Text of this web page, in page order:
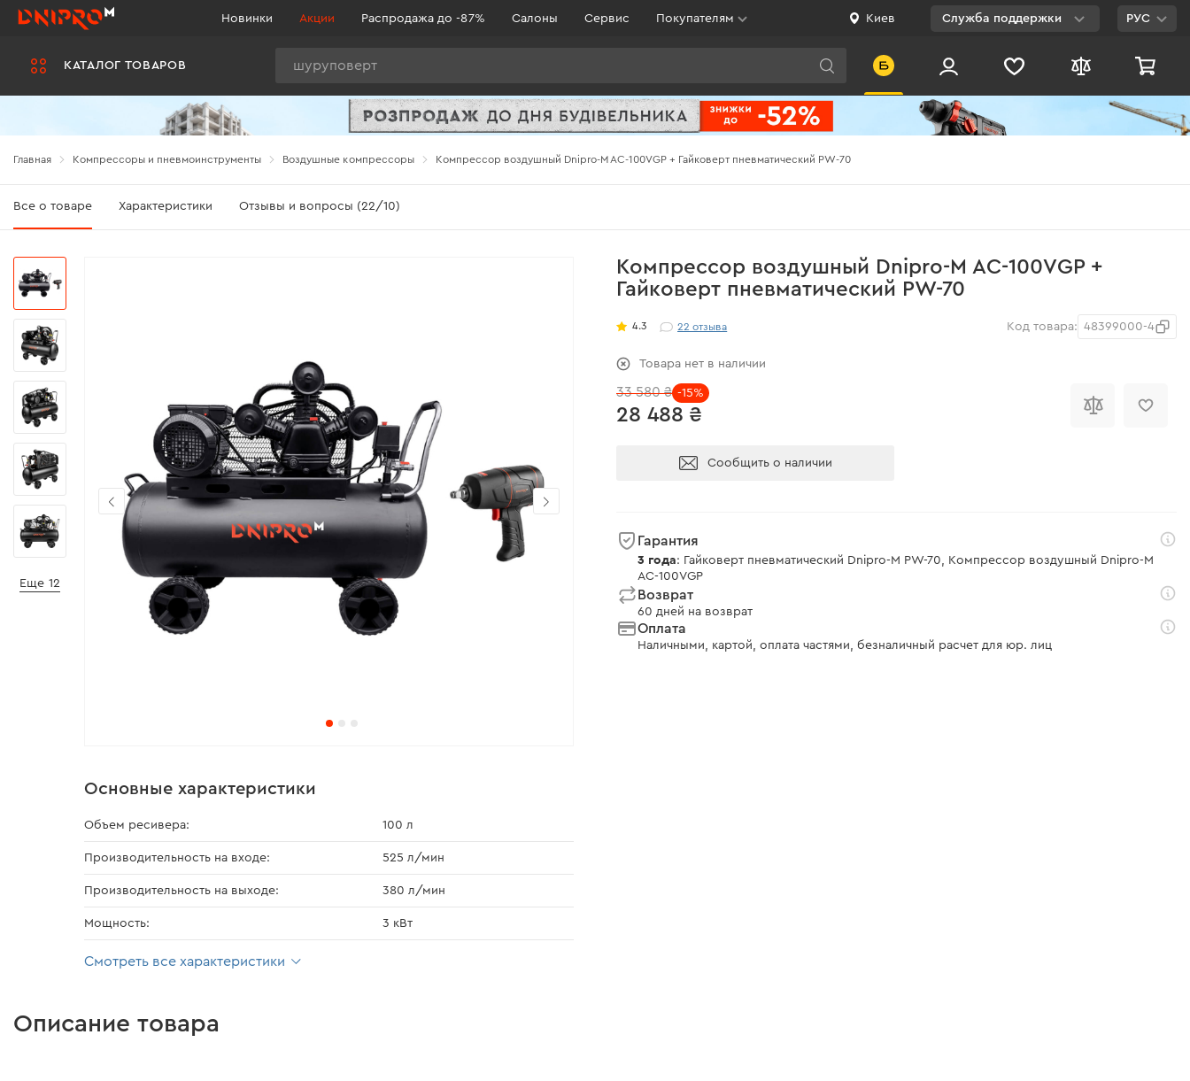
КАТАЛОГ ТОВАРОВ
Новинки Акции Распродажа до -87% Салоны Сервис Покупателям Киев Служба поддержки
0 800 200 500
РУС
Главная Компрессоры и пневмоинструменты Воздушные компрессоры Компрессор воздушный Dnipro-M AC-100VGP + Гайковерт пневматический PW-70
Все о товаре Характеристики Отзывы и вопросы (22/10)
Компрессор воздушный Dnipro-M AC-100VGP +
Гайковерт пневматический PW-70
4.3 22отзыва Код товара: 48399000-4
Товара нет в наличии
28 488 ₴
33 580 ₴ -15%
Сообщить о наличии
Гарантия
3 года: Гайковерт пневматический Dnipro-M PW-70, Компрессор воздушный Dnipro-M
AC-100VGP
Возврат
60 дней на возврат
Оплата
Наличными, картой, оплата частями, безналичный расчет для юр. лиц
Еще 12
Основные характеристики
Объем ресивера: 100 л
Производительность на входе: 525 л/мин
Производительность на выходе: 380 л/мин
Мощность: 3 кВт
Смотреть все характеристики
Описание товара